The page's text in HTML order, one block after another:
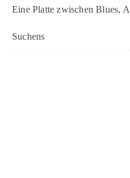
Eine Platte zwischen Blues,
Suchens